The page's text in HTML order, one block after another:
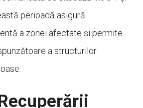
perioadă asigură
a zonei afectate și permite
a structurilor